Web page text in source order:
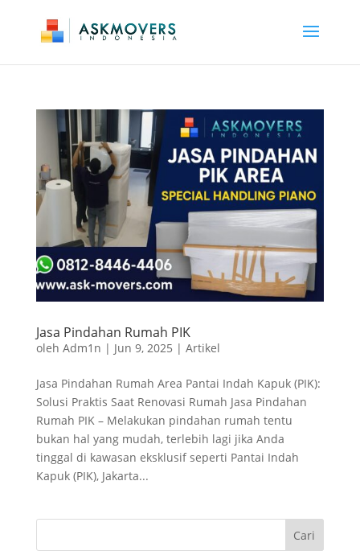
Jasa Pindahan Rumah PIK
oleh Adm1n | Jun 9, 2025 | Artikel
Jasa Pindahan Rumah Area Pantai Indah Kapuk (PIK):
Solusi Praktis Saat Renovasi Rumah Jasa Pindahan
Rumah PIK – Melakukan pindahan rumah tentu
bukan hal yang mudah, terlebih lagi jika Anda
tinggal di kawasan eksklusif seperti Pantai Indah
Kapuk (PIK), Jakarta...
Cari